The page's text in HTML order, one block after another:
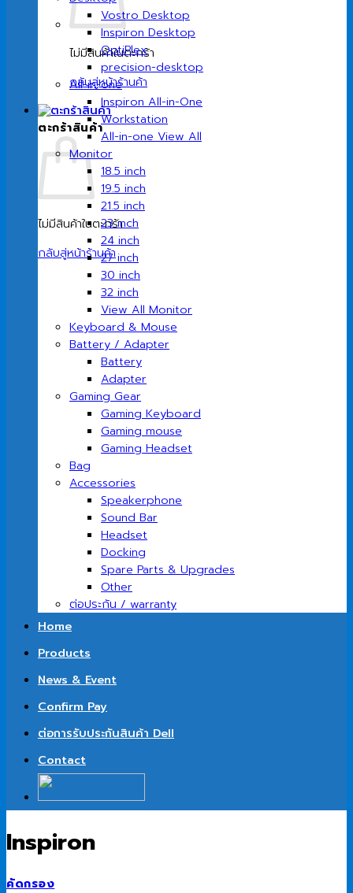
ไม่มีสินค้าในตะกร้า
กลับสู่หน้าร้านค้า
ตะกร้าสินค้า
ไม่มีสินค้าในตะกร้า
กลับสู่หน้าร้านค้า
Vostro Desktop
Inspiron Desktop
OptiPlex
precision-desktop
All-in-one
Inspiron All-in-One
Workstation
All-in-one View All
Monitor
18.5 inch
19.5 inch
21.5 inch
23 inch
24 inch
27 inch
30 inch
32 inch
View All Monitor
Keyboard & Mouse
Battery / Adapter
Battery
Adapter
Gaming Gear
Gaming Keyboard
Gaming mouse
Gaming Headset
Bag
Accessories
Speakerphone
Sound Bar
Headset
Docking
Spare Parts & Upgrades
Other
ต่อประกัน / warranty
Home
Products
News & Event
Confirm Pay
ต่อการรับประกันสินค้า Dell
Contact
Inspiron
คัดกรอง